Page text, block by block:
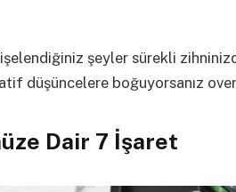
şeyler sürekli
düşüncelere boğuyorsanız
Dair 7 İşaret